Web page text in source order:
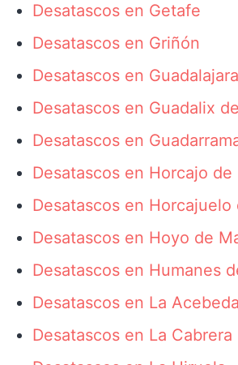
Desatascos en Getafe
Desatascos en Griñón
Desatascos en Guadalajara
Desatascos en Guadalix
Desatascos en
Desatascos en Horcajo de
Desatascos en Horcajuelo
Desatascos en Hoyo de
Desatascos en Humanes
Desatascos en La Acebeda
Desatascos en La Cabrera